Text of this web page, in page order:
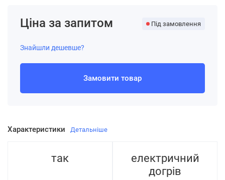
Характеристики Детальніше
так
електричний
догрів
Ціна за запитом Під замовлення
Знайшли дешевше?
Замовити товар